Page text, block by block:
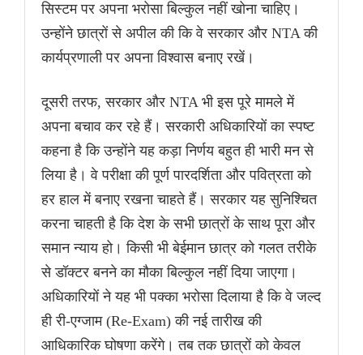
सिस्टम पर अपना भरोसा बिल्कुल नहीं खोना चाहिए।
उन्होंने छात्रों से अपील की कि वे सरकार और NTA की
कार्यप्रणाली पर अपना विश्वास बनाए रखें।
दूसरी तरफ, सरकार और NTA भी इस पूरे मामले में
अपना बचाव कर रहे हैं। सरकारी अधिकारियों का स्पष्ट
कहना है कि उन्होंने यह कड़ा निर्णय बहुत ही भारी मन से
लिया है। वे परीक्षा की पूर्ण पारदर्शिता और पवित्रता को
हर हाल में बनाए रखना चाहते हैं। सरकार यह सुनिश्चित
करना चाहती है कि देश के सभी छात्रों के साथ पूरा और
समान न्याय हो। किसी भी बेईमान छात्र को गलत तरीके
से डॉक्टर बनने का मौका बिल्कुल नहीं दिया जाएगा।
अधिकारियों ने यह भी पक्का भरोसा दिलाया है कि वे जल्द
ही री-एग्जाम (Re-Exam) की नई तारीख की
आधिकारिक घोषणा करेंगे। तब तक छात्रों को केवल